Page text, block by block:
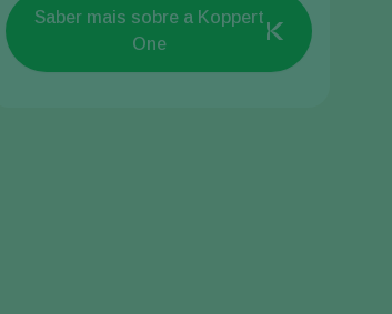
Saber mais sobre a Koppert
One